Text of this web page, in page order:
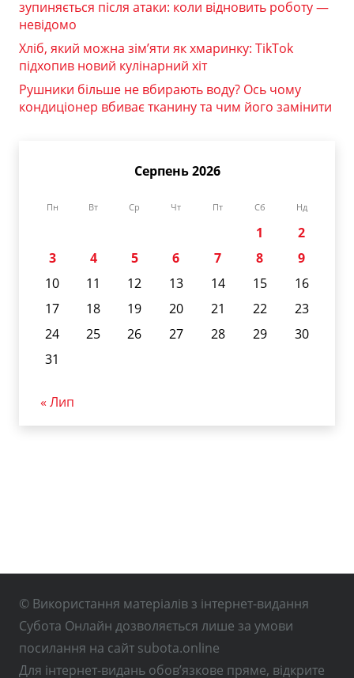
зупиняється після атаки: коли відновить роботу —
невідомо
Хліб, який можна зім’яти як хмаринку: TikTok
підхопив новий кулінарний хіт
Рушники більше не вбирають воду? Ось чому
кондиціонер вбиває тканину та чим його замінити
Серпень 2026
Пн Вт Ср Чт Пт Сб Нд
1
2
3
4 5 6 7 8
9
10
11 12 13 14 15
16
17
18 19 20 21 22
23
24
25 26 27 28 29
30
31
« Лип
© Використання матеріалів з інтернет-видання
Субота Онлайн дозволяється лише за умови
посилання на сайт subota.online
Для інтернет-видань обов’язкове пряме, відкрите